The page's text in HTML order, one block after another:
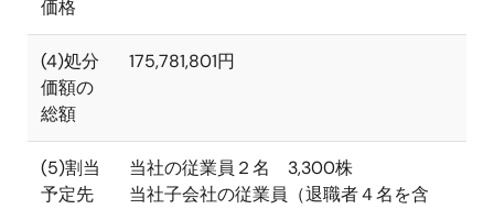
価格
(4)処分
価額の
総額
175,781,801円
(5)割当
予定先
当社の従業員２名 3,300株
当社子会社の従業員（退職者４名を含